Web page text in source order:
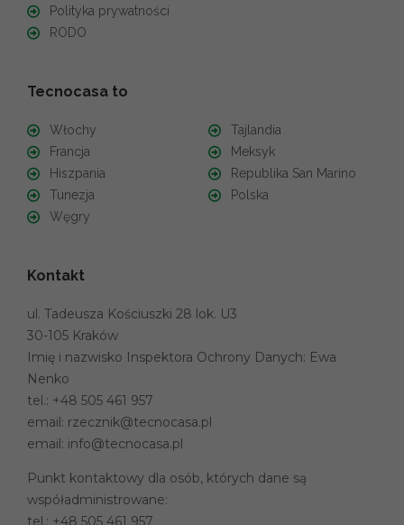
Polityka prywatności
RODO
Tecnocasa to
Włochy
Francja
Hiszpania
Tunezja
Węgry
Tajlandia
Meksyk
Republika San Marino
Polska
Kontakt
ul. Tadeusza Kościuszki 28 lok. U3
30-105 Kraków
Imię i nazwisko Inspektora Ochrony Danych: Ewa
Nenko
tel.: +48 505 461 957
email: rzecznik@tecnocasa.pl
email: info@tecnocasa.pl
Punkt kontaktowy dla osób, których dane są
współadministrowane:
tel.: +48 505 461 957